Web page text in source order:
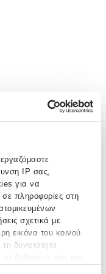
IP σας,
για να
πληροφορίες στη
σχετικά με
εικόνα του κοινού
δυνατότητα